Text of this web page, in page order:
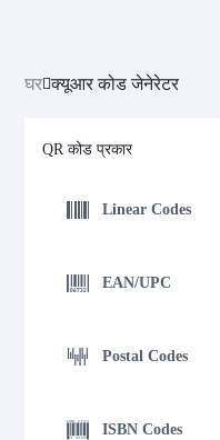
घर क्यूआर कोड जेनेरेटर
QR कोड प्रकार
Linear Codes
EAN/UPC
Postal Codes
ISBN Codes